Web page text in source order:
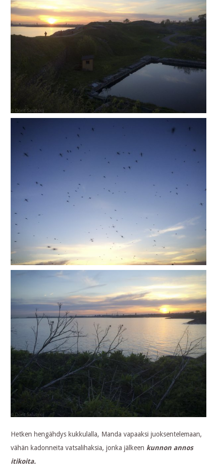
Hetken hengähdys kukkulalla, Manda vapaaksi juoksentelemaan,
vähän kadonneita vatsalihaksia, jonka jälkeen kunnon annos
itikoita.